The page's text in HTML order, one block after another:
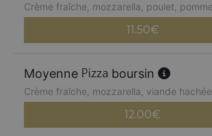
Crème fraîche, mozzarella, poulet,
11.50€
Moyenne boursin
Crème fraîche, mozzarella, viande
12.00€